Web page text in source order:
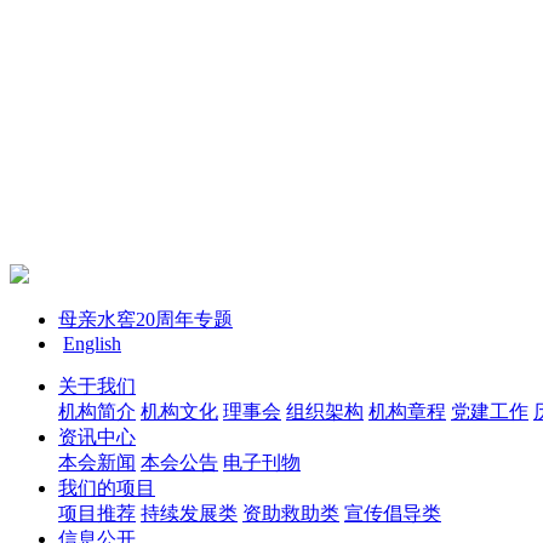
母亲水窖20周年专题
English
关于我们
机构简介 机构文化 理事会 组织架构 机构章程 党建工作
资讯中心
本会新闻 本会公告 电子刊物
我们的项目
项目推荐 持续发展类 资助救助类 宣传倡导类
信息公开